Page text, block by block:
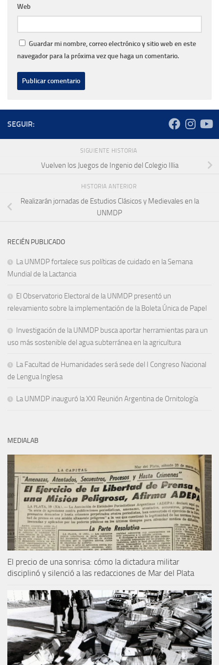
Web
Guardar mi nombre, correo electrónico y sitio web en este
navegador para la próxima vez que haga un comentario.
SEGUIR:
SIGUIENTE HISTORIA
Vuelven los Juegos de Ingenio del Colegio Illia
HISTORIA ANTERIOR
Realizarán jornadas de Estudios Clásicos y Medievales en la
UNMDP
RECIÉN PUBLICADO
La UNMDP fortalece sus políticas de cuidado en la Semana
Mundial de la Lactancia
El Observatorio Electoral de la UNMDP presentó un
relevamiento sobre la implementación de la Boleta Única de Papel
Investigación de la UNMDP busca aportar herramientas para un
uso más sostenible del agua subterránea en la agricultura
La Facultad de Humanidades será sede del I Congreso Nacional
de Lengua Inglesa
La UNMDP inauguró la XXI Reunión Argentina de Ornitología
MEDIALAB
El precio de una sonrisa: cómo la dictadura militar
disciplinó y silenció a las redacciones de Mar del Plata